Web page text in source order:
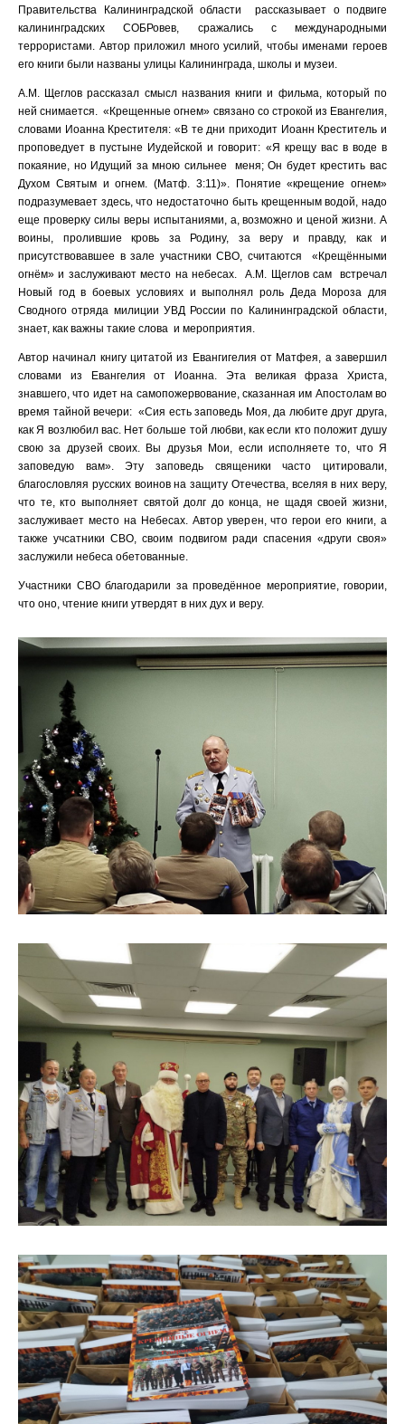
Правительства Калининградской области рассказывает о подвиге
калининградских СОБРовев, сражались с международными
террористами. Автор приложил много усилий, чтобы именами героев
его книги были названы улицы Калининграда, школы и музеи.
А.М. Щеглов рассказал смысл названия книги и фильма, который по
ней снимается. «Крещенные огнем» связано со строкой из Евангелия,
словами Иоанна Крестителя: «В те дни приходит Иоанн Креститель и
проповедует в пустыне Иудейской и говорит: «Я крещу вас в воде в
покаяние, но Идущий за мною сильнее меня; Он будет крестить вас
Духом Святым и огнем. (Матф. 3:11)». Понятие «крещение огнем»
подразумевает здесь, что недостаточно быть крещенным водой, надо
еще проверку силы веры испытаниями, а, возможно и ценой жизни. А
воины, пролившие кровь за Родину, за веру и правду, как и
присутствовавшее в зале участники СВО, считаются «Крещёнными
огнём» и заслуживают место на небесах. А.М. Щеглов сам встречал
Новый год в боевых условиях и выполнял роль Деда Мороза для
Сводного отряда милиции УВД России по Калининградской области,
знает, как важны такие слова и мероприятия.
Автор начинал книгу цитатой из Евангигелия от Матфея, а завершил
словами из Евангелия от Иоанна. Эта великая фраза Христа,
знавшего, что идет на самопожервование, сказанная им Апостолам во
время тайной вечери: «Сия есть заповедь Моя, да любите друг друга,
как Я возлюбил вас. Нет больше той любви, как если кто положит душу
свою за друзей своих. Вы друзья Мои, если исполняете то, что Я
заповедую вам». Эту заповедь священики часто цитировали,
благословляя русских воинов на защиту Отечества, вселяя в них веру,
что те, кто выполняет святой долг до конца, не щадя своей жизни,
заслуживает место на Небесах. Автор уверен, что герои его книги, а
также учсатники СВО, своим подвигом ради спасения «други своя»
заслужили небеса обетованные.
Участники СВО благодарили за проведённое мероприятие, говории,
что оно, чтение книги утвердят в них дух и веру.